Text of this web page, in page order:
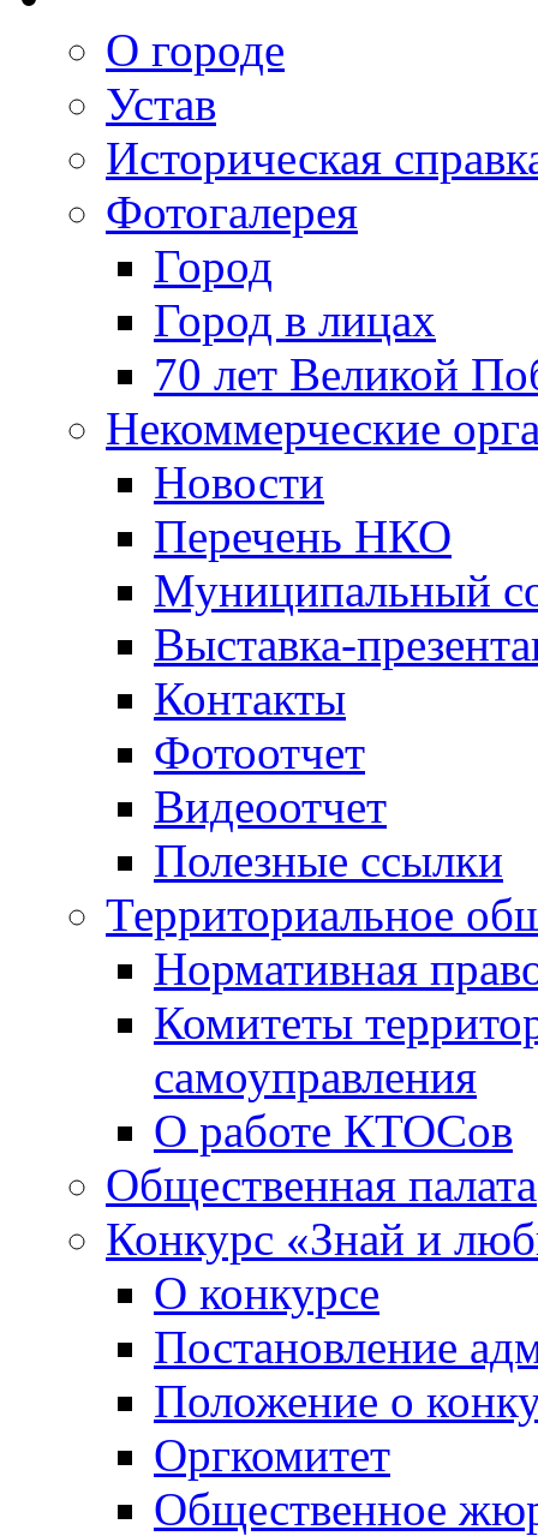
О городе
Устав
Историческая
Фотогалерея
Город
Город в лицах
70 лет Великой
Некоммерческие
Новости
Перечень НКО
Муниципальный
Выставка-
Контакты
Фотоотчет
Видеоотчет
Полезные ссылки
Территориальное
Нормативная
Комитеты
самоуправления
О работе КТОСов
Общественная палата
Конкурс «Знай и
О конкурсе
Постановление
Положение о
Оргкомитет
Общественное